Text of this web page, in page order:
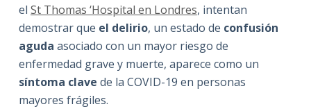
el St Thomas ‘Hospital en Londres, intentan
demostrar que el delirio, un estado de confusión
aguda asociado con un mayor riesgo de
enfermedad grave y muerte, aparece como un
síntoma clave de la COVID-19 en personas
mayores frágiles.